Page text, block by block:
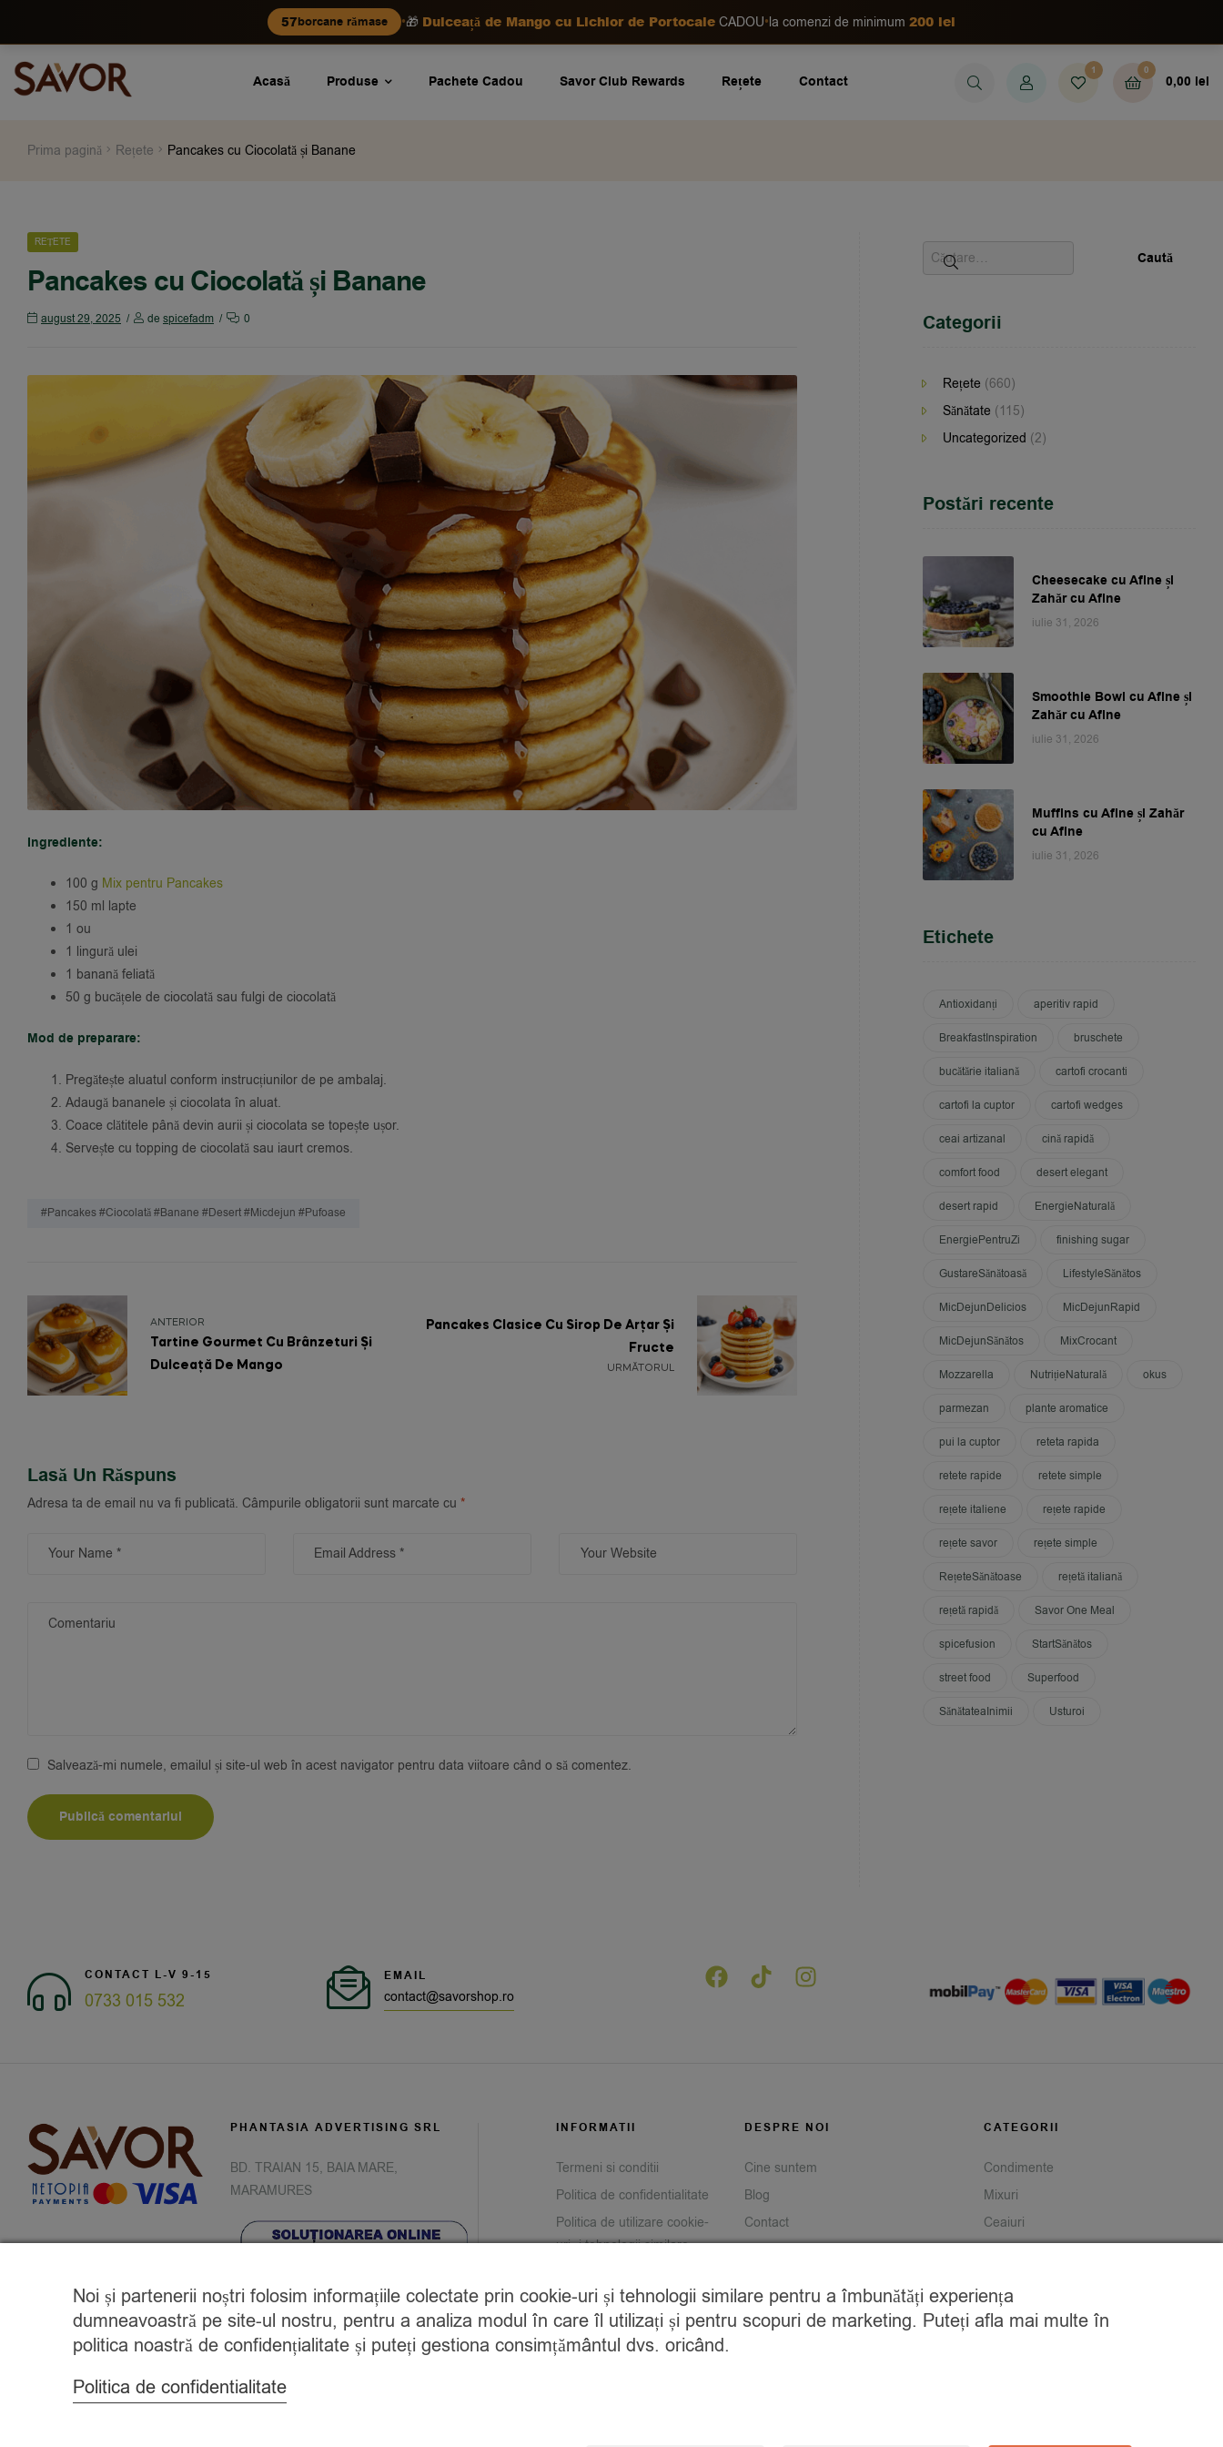
57borcane rămase •🎁 Dulceață de Mango cu Lichior de Portocale CADOU•la comenzi de minimum 200 lei
Acasă Produse Pachete Cadou Savor Club Rewards Rețete Contact
1 0
0,00 lei
Prima pagină Rețete Pancakes cu Ciocolată și Banane
REȚETE
Pancakes cu Ciocolată și Banane
august 29, 2025 de spicefadm 0
Ingrediente:
100 g Mix pentru Pancakes
150 ml lapte
1 ou
1 lingură ulei
1 banană feliată
50 g bucățele de ciocolată sau fulgi de ciocolată
Mod de preparare:
Pregătește aluatul conform instrucțiunilor de pe ambalaj.
Adaugă bananele și ciocolata în aluat.
Coace clătitele până devin aurii și ciocolata se topește ușor.
Servește cu topping de ciocolată sau iaurt cremos.
#pancakes #ciocolată #banane #desert #micdejun #pufoase
ANTERIOR
Tartine Gourmet Cu Brânzeturi Și
Dulceață De Mango
URMĂTORUL
Pancakes Clasice Cu Sirop De Arțar Și
Fructe
Lasă Un Răspuns
Adresa ta de email nu va fi publicată. Câmpurile obligatorii sunt marcate cu *
Salvează-mi numele, emailul și site-ul web în acest navigator pentru data viitoare când o să comentez.
Categorii
Rețete (660)
Sănătate (115)
Uncategorized (2)
Postări recente
Cheesecake cu Afine și
Zahăr cu Afine
iulie 31, 2026
Smoothie Bowl cu Afine și
Zahăr cu Afine
iulie 31, 2026
Muffins cu Afine și Zahăr
cu Afine
iulie 31, 2026
Etichete
Antioxidanți aperitiv rapid
BreakfastInspiration bruschete
bucătărie italiană cartofi crocanti
cartofi la cuptor cartofi wedges
ceai artizanal cină rapidă
comfort food desert elegant
desert rapid EnergieNaturală
EnergiePentruZi finishing sugar
GustareSănătoasă LifestyleSănătos
MicDejunDelicios MicDejunRapid
MicDejunSănătos MixCrocant
Mozzarella NutrițieNaturală okus
parmezan plante aromatice
pui la cuptor reteta rapida
retete rapide retete simple
rețete italiene rețete rapide
rețete savor rețete simple
RețeteSănătoase rețetă italiană
rețetă rapidă Savor One Meal
spicefusion StartSănătos
street food Superfood
SănătateaInimii Usturoi
CONTACT L-V 9-15
0733 015 532
EMAIL
contact@savorshop.ro
PHANTASIA ADVERTISING SRL
BD. TRAIAN 15, BAIA MARE,
MARAMURES
INFORMATII
Termeni si conditii
Politica de confidentialitate
Politica de utilizare cookie-
uri și tehnologii similare
caracter personal
Returnare produse
Savor Club Rewards
DESPRE NOI
Cine suntem
Blog
Contact
CATEGORII
Condimente
Mixuri
Ceaiuri
Noi și partenerii noștri folosim informațiile colectate prin cookie-uri și tehnologii similare pentru a îmbunătăți experiența
dumneavoastră pe site-ul nostru, pentru a analiza modul în care îl utilizați și pentru scopuri de marketing. Puteți afla mai multe în
politica noastră de confidențialitate și puteți gestiona consimțământul dvs. oricând.
Politica de confidentialitate